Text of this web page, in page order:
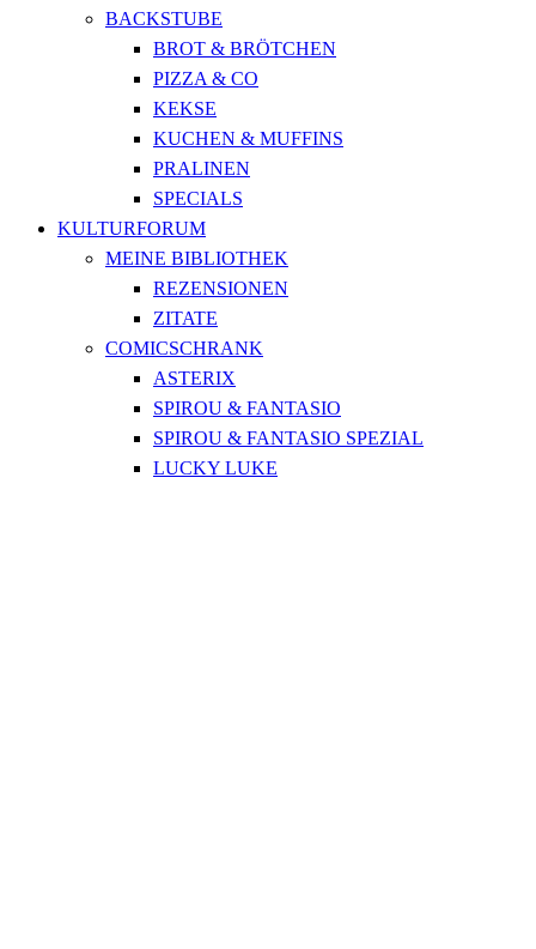
BACKSTUBE
BROT & BRÖTCHEN
PIZZA & CO
KEKSE
KUCHEN & MUFFINS
PRALINEN
SPECIALS
KULTURFORUM
MEINE BIBLIOTHEK
REZENSIONEN
ZITATE
COMICSCHRANK
ASTERIX
SPIROU & FANTASIO
SPIROU & FANTASIO SPEZIAL
LUCKY LUKE